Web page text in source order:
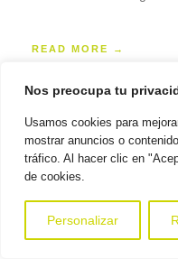
Nos preocupa tu
Usamos cookies para
mostrar anuncios o
tráfico. Al hacer clic en
de cookies.
Personalizar
READ MORE →